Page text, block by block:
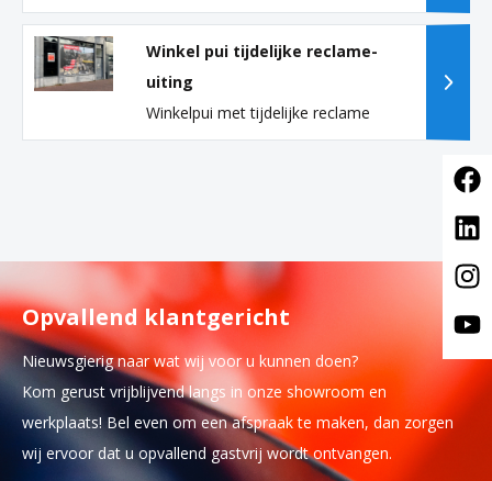
Winkel pui tijdelijke reclame-
uiting
Winkelpui met tijdelijke reclame
Opvallend klantgericht
Nieuwsgierig naar wat wij voor u kunnen doen?
Kom gerust vrijblijvend langs in onze showroom en
werkplaats! Bel even om een afspraak te maken, dan zorgen
wij ervoor dat u opvallend gastvrij wordt ontvangen.